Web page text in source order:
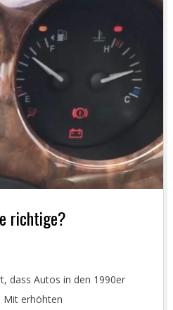
richtige?
dass Autos in den 1990er
Mit erhöhten